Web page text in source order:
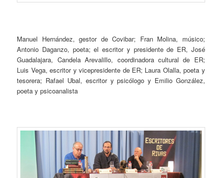
Manuel Hernández, gestor de Covibar; Fran Molina, músico;
Antonio Daganzo, poeta; el escritor y presidente de ER, José
Guadalajara, Candela Arevalillo, coordinadora cultural de ER;
Luis Vega, escritor y vicepresidente de ER; Laura Olalla, poeta y
tesorera; Rafael Ubal, escritor y psicólogo y Emilio González,
poeta y psicoanalista